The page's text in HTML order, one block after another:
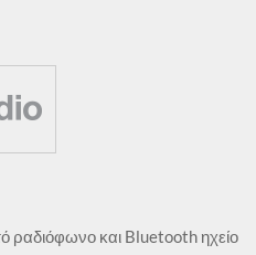
ραδιόφωνο και Bluetooth ηχείο